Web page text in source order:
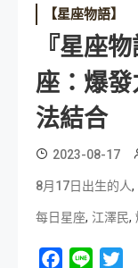
【星座物語】
『星座
座：爆
法結合
2023-08-17
8月17日出生的人,
每日星座, 江澤民,
Facebook
Line